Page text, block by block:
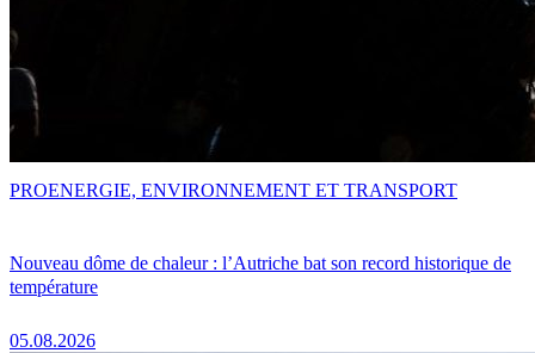
Nouveau dôme de chaleur : l’Autriche bat son record historique de
température
05.08.2026
PROENERGIE, ENVIRONNEMENT ET TRANSPORT